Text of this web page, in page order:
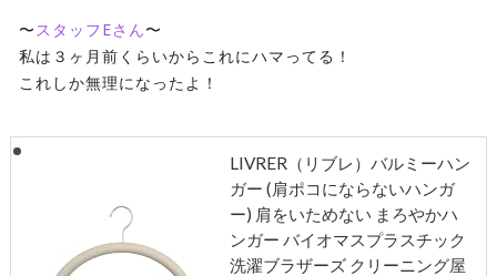
〜スタッフEさん〜
私は３ヶ月前くらいからこれにハマってる！
これしか無理になったよ！
LIVRER（リブレ）バルミーハン
ガー (肩ポコにならないハンガ
ー) 肩をいためない まろやかハ
ンガー バイオマスプラスチック
洗濯ブラザーズ クリーニング屋